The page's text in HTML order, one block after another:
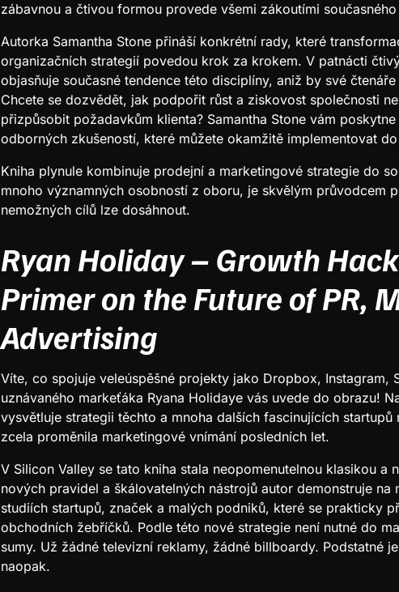
zábavnou a čtivou formou provede všemi zákoutími
Autorka Samantha Stone přináší konkrétní rady, které
organizačních strategií povedou krok za krokem. V patnácti
objasňuje současné tendence této disciplíny, aniž by své
Chcete se dozvědět, jak podpořit růst a ziskovost společnosti
přizpůsobit požadavkům klienta? Samantha Stone vám
odborných zkušeností, které můžete okamžitě implementovat
Kniha plynule kombinuje prodejní a marketingové strategie do
mnoho významných osobností z oboru, je skvělým průvodcem
nemožných cílů lze dosáhnout.
Ryan Holiday – Growth
Primer on the Future of PR,
Advertising
Víte, co spojuje veleúspěšné projekty jako Dropbox, Instagram,
uznávaného markeťáka Ryana Holidaye vás uvede do obrazu!
vysvětluje strategii těchto a mnoha dalších fascinujících startupů
zcela proměnila marketingové vnímání posledních let.
V Silicon Valley se tato kniha stala neopomenutelnou klasikou a
nových pravidel a škálovatelných nástrojů autor demonstruje
studiích startupů, značek a malých podniků, které se prakticky
obchodních žebříčků. Podle této nové strategie není nutné do
sumy. Už žádné televizní reklamy, žádné billboardy. Podstatné
naopak.